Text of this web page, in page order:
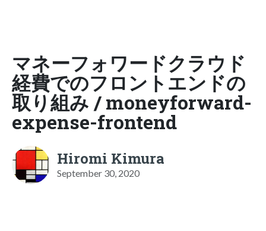
マネーフォワードクラウド
経費でのフロントエンドの
取り組み / moneyforward-
expense-frontend
Hiromi Kimura
September 30, 2020